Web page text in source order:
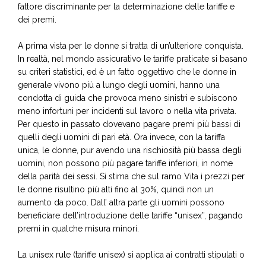
fattore discriminante per la determinazione delle tariffe e
dei premi.
A prima vista per le donne si tratta di un’ulteriore conquista.
In realtà, nel mondo assicurativo le tariffe praticate si basano
su criteri statistici, ed è un fatto oggettivo che le donne in
generale vivono più a lungo degli uomini, hanno una
condotta di guida che provoca meno sinistri e subiscono
meno infortuni per incidenti sul lavoro o nella vita privata.
Per questo in passato dovevano pagare premi più bassi di
quelli degli uomini di pari età. Ora invece, con la tariffa
unica, le donne, pur avendo una rischiosità più bassa degli
uomini, non possono più pagare tariffe inferiori, in nome
della parità dei sessi. Si stima che sul ramo Vita i prezzi per
le donne risultino più alti fino al 30%, quindi non un
aumento da poco. Dall’ altra parte gli uomini possono
beneficiare dell’introduzione delle tariffe “unisex”, pagando
premi in qualche misura minori.
La unisex rule (tariffe unisex) si applica ai contratti stipulati o